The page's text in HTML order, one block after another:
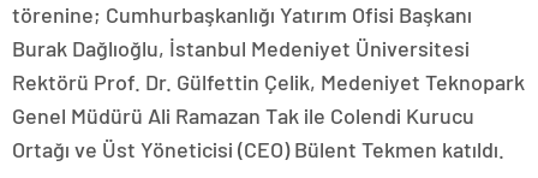
törenine; Cumhurbaşkanlığı Yatırım Ofisi Başkanı
Burak Dağlıoğlu, İstanbul Medeniyet Üniversitesi
Rektörü Prof. Dr. Gülfettin Çelik, Medeniyet Teknopark
Genel Müdürü Ali Ramazan Tak ile Colendi Kurucu
Ortağı ve Üst Yöneticisi (CEO) Bülent Tekmen katıldı.